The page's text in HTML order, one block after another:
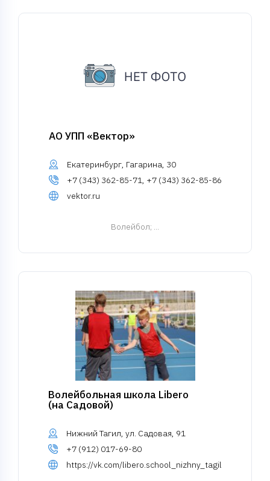
АО УПП «Вектор»
Екатеринбург, Гагарина, 30
+7 (343) 362-85-71, +7 (343) 362-85-86
vektor.ru
Волейбол; ...
Волейбольная школа Libero
(на Садовой)
Нижний Тагил, ул. Садовая, 91
+7 (912) 017-69-80
https://vk.com/libero.school_nizhny_tagil